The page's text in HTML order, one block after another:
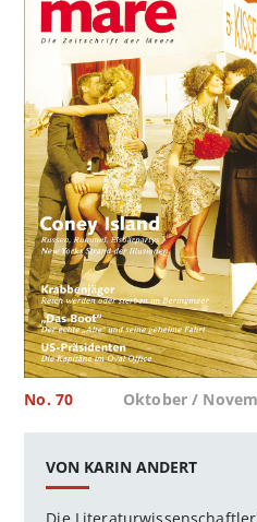
No. 70 Oktober /
VON KARIN ANDERT